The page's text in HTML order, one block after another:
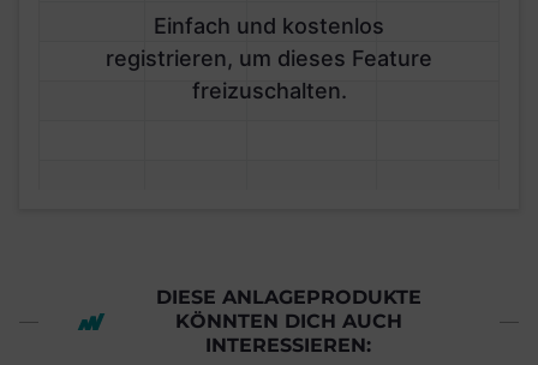
Einfach und kostenlos
registrieren, um dieses Feature
freizuschalten.
DIESE ANLAGEPRODUKTE
KÖNNTEN DICH AUCH
INTERESSIEREN: